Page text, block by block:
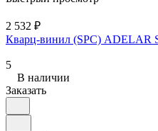
2 532 ₽
Кварц-винил (SPC) ADELAR
5
В наличии
Заказать